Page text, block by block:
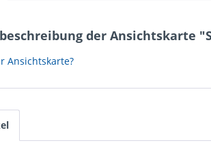
der Ansichtskarte
Ansichtskarte?